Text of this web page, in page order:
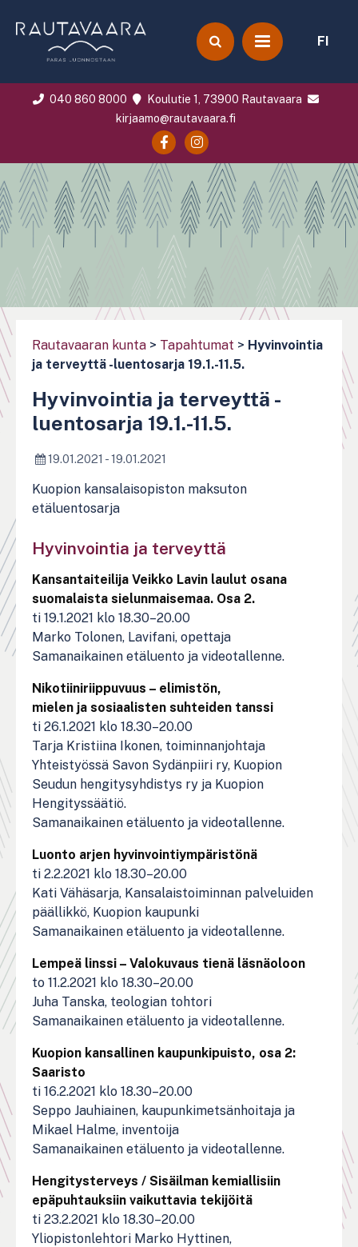
FI
040 860 8000
Koulutie 1, 73900 Rautavaara
kirjaamo@rautavaara.fi
Rautavaaran kunta > Tapahtumat > Hyvinvointia
ja terveyttä -luentosarja 19.1.-11.5.
Hyvinvointia ja terveyttä -
luentosarja 19.1.-11.5.
19.01.2021 - 19.01.2021
Kuopion kansalaisopiston maksuton
etäluentosarja
Hyvinvointia ja terveyttä
Kansantaiteilija Veikko Lavin laulut osana
suomalaista sielunmaisemaa. Osa 2.
ti 19.1.2021 klo 18.30–20.00
Marko Tolonen, Lavifani, opettaja
Samanaikainen etäluento ja videotallenne.
Nikotiiniriippuvuus – elimistön,
mielen ja sosiaalisten suhteiden tanssi
ti 26.1.2021 klo 18.30–20.00
Tarja Kristiina Ikonen, toiminnanjohtaja
Yhteistyössä Savon Sydänpiiri ry, Kuopion
Seudun hengitysyhdistys ry ja Kuopion
Hengityssäätiö.
Samanaikainen etäluento ja videotallenne.
Luonto arjen hyvinvointiympäristönä
ti 2.2.2021 klo 18.30–20.00
Kati Vähäsarja, Kansalaistoiminnan palveluiden
päällikkö, Kuopion kaupunki
Samanaikainen etäluento ja videotallenne.
Lempeä linssi – Valokuvaus tienä läsnäoloon
to 11.2.2021 klo 18.30–20.00
Juha Tanska, teologian tohtori
Samanaikainen etäluento ja videotallenne.
Kuopion kansallinen kaupunkipuisto, osa 2:
Saaristo
ti 16.2.2021 klo 18.30–20.00
Seppo Jauhiainen, kaupunkimetsänhoitaja ja
Mikael Halme, inventoija
Samanaikainen etäluento ja videotallenne.
Hengitysterveys / Sisäilman kemiallisiin
epäpuhtauksiin vaikuttavia tekijöitä
ti 23.2.2021 klo 18.30–20.00
Yliopistonlehtori Marko Hyttinen,